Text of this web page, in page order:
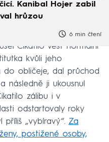
Kanibal Hojer zabil
hrůzou
6 min čtení
Čikatilo vést normální
kvůli jeho
do obličeje, dal průchod
následně ji ukousnul
zálibu i v
odstartovaly roky
příliš „vybíravý“. Za
postižené osoby,